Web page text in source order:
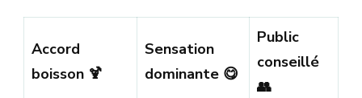
Accord
boisson 🍹
Sensation
dominante 😋
Public
conseillé
👥